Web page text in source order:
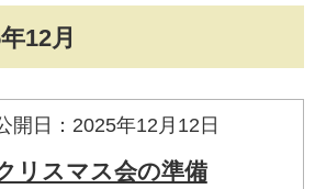
12月
開日：2025年12月12日
リスマス会の準備